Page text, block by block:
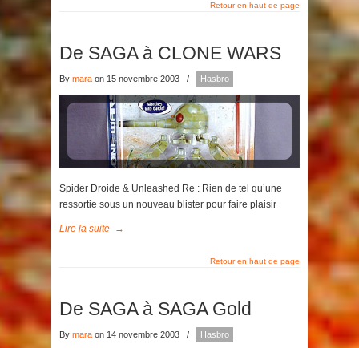
Retour en haut de page
De SAGA à CLONE WARS
By mara on 15 novembre 2003 / Hasbro
Spider Droide & Unleashed Re : Rien de tel qu’une
ressortie sous un nouveau blister pour faire plaisir
Lire la suite →
Retour en haut de page
De SAGA à SAGA Gold
By mara on 14 novembre 2003 / Hasbro